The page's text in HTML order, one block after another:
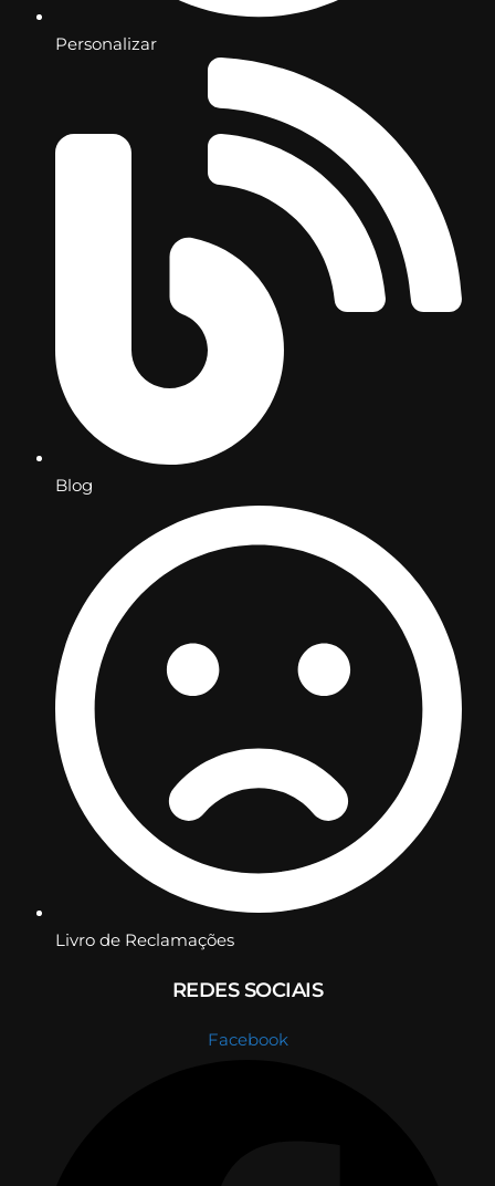
Personalizar
Blog
Livro de Reclamações
REDES SOCIAIS
Facebook